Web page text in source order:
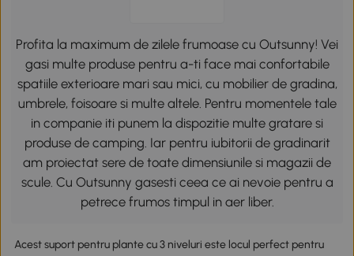
Profita la maximum de zilele frumoase cu Outsunny! Vei
gasi multe produse pentru a-ti face mai confortabile
spatiile exterioare mari sau mici, cu mobilier de gradina,
umbrele, foisoare si multe altele. Pentru momentele tale
in companie iti punem la dispozitie multe gratare si
produse de camping. Iar pentru iubitorii de gradinarit
am proiectat sere de toate dimensiunile si magazii de
scule. Cu Outsunny gasesti ceea ce ai nevoie pentru a
petrece frumos timpul in aer liber.
Acest suport pentru plante cu 3 niveluri este locul perfect pentru